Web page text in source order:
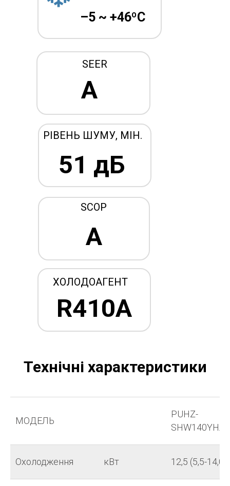
SEER
A
SCOP
A
РІВЕНЬ ШУМУ, МІН.
51 дБ
ХОЛОДОАГЕНТ
R410А
–5 ~ +46ºC
Технічні характеристики
МОДЕЛЬ
PUHZ-
Охолодження кВт 12,5 (5,5-14,0)